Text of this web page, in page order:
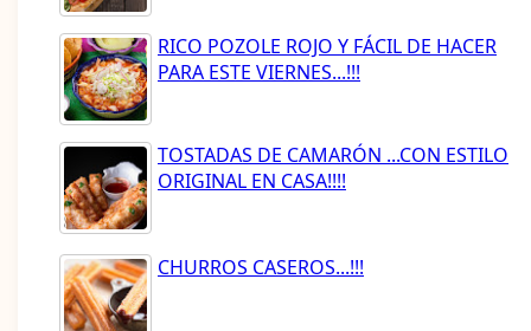
RICO POZOLE ROJO Y FÁCIL DE HACER
PARA ESTE VIERNES...!!!
TOSTADAS DE CAMARÓN ...CON ESTILO
ORIGINAL EN CASA!!!!
CHURROS CASEROS...!!!